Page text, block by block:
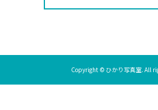
Copyright © ひかり写真室. All